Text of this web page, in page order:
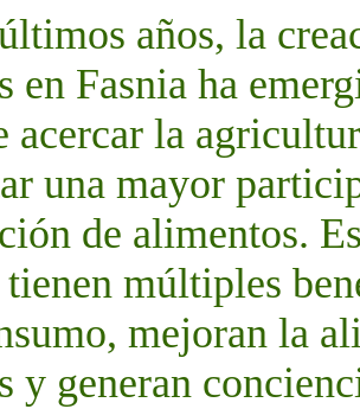
años, la
en Fasnia ha
acercar la
una mayor
de alimentos.
múltiples
mejoran la
y generan